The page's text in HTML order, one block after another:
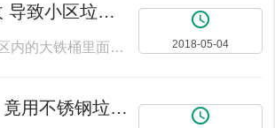
清洁费用难收 导致小区垃圾无人清理
城区花园小区内的大铁桶里面的垃圾，已堆积多天，至今无人处理，严重影响了生活环境。对此，该小区垃圾公司负责人表示，垃圾未及时清理主要是垃圾费难收，无钱支付清理费用造成的。目前，该负责人也表态，将尽快清理垃圾。 上午11点左右，来到华尔街惜缘小区。小区共有4排楼，进入大门就可以看到一大堆垃圾。小区内两个大垃圾桶，早被塞得满满的，装不下的垃圾，便被丢在了垃圾桶脚下。虽然天气变凉，但垃圾堆仍散发出阵
access_time
2018-05-04
取款不成功，竟用不锈钢垃圾桶出气 access_time